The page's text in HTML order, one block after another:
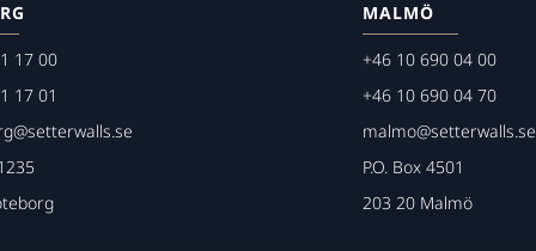
17 00
17 01
MALMÖ
+46 10 690 04 00
+46 10 690 04 70
malmo@setterwalls.se
P.O. Box 4501
203 20 Malmö